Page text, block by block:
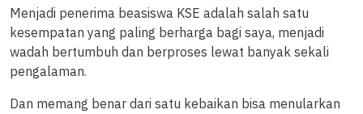
Menjadi penerima beasiswa KSE adalah salah satu
kesempatan yang paling berharga bagi saya, menjadi
wadah bertumbuh dan berproses lewat banyak sekali
pengalaman.
Dan memang benar dari satu kebaikan bisa menularkan